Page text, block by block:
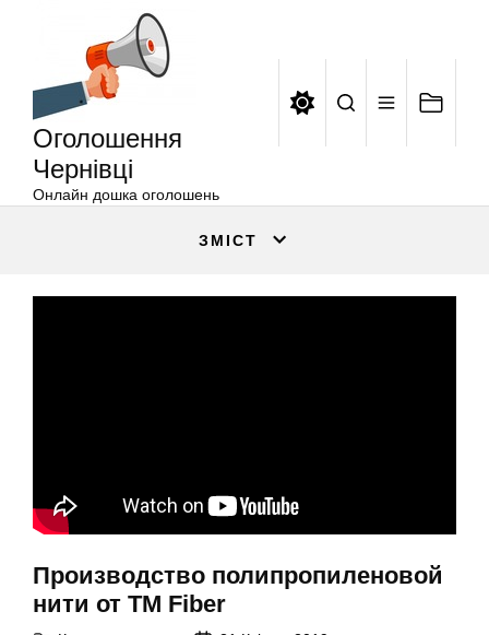
Оголошення
Чернівці
Онлайн дошка оголошень
ЗМІСТ
Производство полипропиленовой
нити от ТМ Fiber